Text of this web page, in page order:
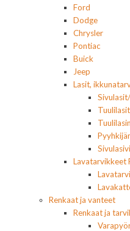
Ford
Dodge
Chrysler
Pontiac
Buick
Jeep
Lasit,
Tuulilasit
Lavatarvikkeet
Renkaat ja vanteet
Renkaat ja